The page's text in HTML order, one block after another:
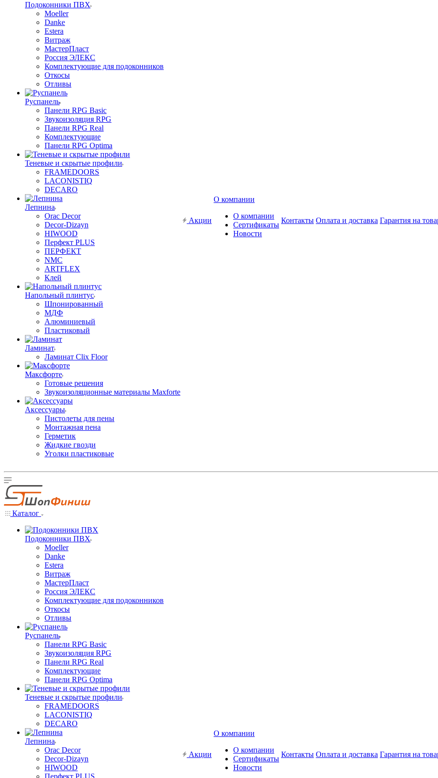
Подоконники ПВХ
Moeller
Danke
Estera
Витраж
МастерПласт
Россия ЭЛЕКС
Комплектующие для подоконников
Откосы
Отливы
Руспанель
Панели RPG Basic
Звукоизоляция RPG
Панели RPG Real
Комплектующие
Панели RPG Optima
Теневые и скрытые профили
FRAMEDOORS
LACONISTIQ
DECARO
Лепнина
Orac Decor
Decor-Dizayn
HIWOOD
Перфект PLUS
ПЕРФЕКТ
NMC
ARTFLEX
Клей
Напольный плинтус
Шпонированный
МДФ
Алюминиевый
Пластиковый
Ламинат
Ламинат Clix Floor
Максфорте
Готовые решения
Звукоизоляционные материалы Maxforte
Аксессуары
Пистолеты для пены
Монтажная пена
Герметик
Жидкие гвозди
Уголки пластиковые
Акции
О компании
О компании
Сертификаты
Новости
Контакты Оплата и доставка Гарантия на
Каталог
Подоконники ПВХ
Moeller
Danke
Estera
Витраж
МастерПласт
Россия ЭЛЕКС
Комплектующие для подоконников
Откосы
Отливы
Руспанель
Панели RPG Basic
Звукоизоляция RPG
Панели RPG Real
Комплектующие
Панели RPG Optima
Теневые и скрытые профили
FRAMEDOORS
LACONISTIQ
DECARO
Лепнина
Orac Decor
Decor-Dizayn
HIWOOD
Перфект PLUS
Акции
О компании
О компании
Сертификаты
Новости
Контакты Оплата и доставка Гарантия на